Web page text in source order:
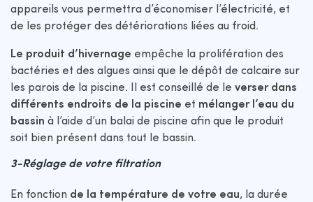
appareils vous permettra d’économiser l’électricité, et
de les protéger des détériorations liées au froid.
Le produit d’hivernage empêche la prolifération des
bactéries et des algues ainsi que le dépôt de calcaire sur
les parois de la piscine. Il est conseillé de le verser dans
différents endroits de la piscine et mélanger l’eau du
bassin à l’aide d’un balai de piscine afin que le produit
soit bien présent dans tout le bassin.
3-Réglage de votre filtration
En fonction de la température de votre eau, la durée